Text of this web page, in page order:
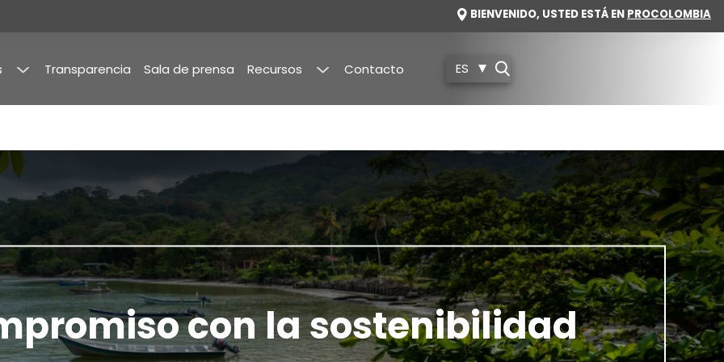
IMAGE
BIENVENIDO, USTED ESTÁ EN PROCOLOMBIA
Transparencia Sala de prensa Recursos
Estudios
Mercado
Memorias
Contacto ES
con la sostenibilidad